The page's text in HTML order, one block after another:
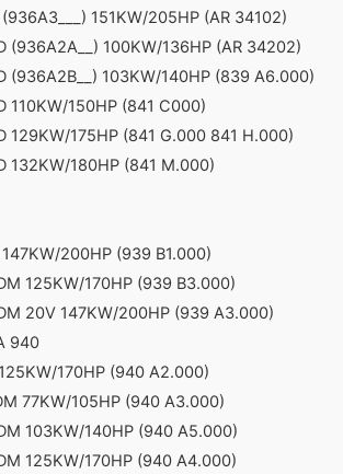
151KW/205HP (AR 34102)
(936A2A__) 100KW/136HP (AR 34202)
(936A2B__) 103KW/140HP (839 A6.000)
110KW/150HP (841 C000)
129KW/175HP (841 G.000 841 H.000)
132KW/180HP (841 M.000)
147KW/200HP (939 B1.000)
125KW/170HP (939 B3.000)
20V 147KW/200HP (939 A3.000)
940
170HP (940 A2.000)
77KW/105HP (940 A3.000)
103KW/140HP (940 A5.000)
125KW/170HP (940 A4.000)